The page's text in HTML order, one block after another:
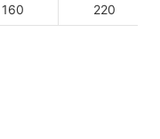
160 220